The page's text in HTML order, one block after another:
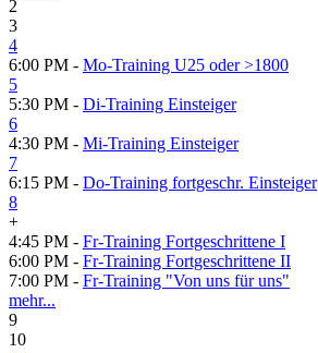
2
3
4
6:00 PM - Mo-Training U25 oder >1800
5
5:30 PM - Di-Training Einsteiger
6
4:30 PM - Mi-Training Einsteiger
7
6:15 PM - Do-Training fortgeschr. Einsteiger
8
+
4:45 PM - Fr-Training Fortgeschrittene I
6:00 PM - Fr-Training Fortgeschrittene II
7:00 PM - Fr-Training "Von uns für uns"
mehr...
9
10